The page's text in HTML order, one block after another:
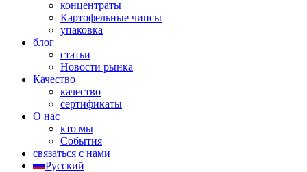
концентраты
Картофельные чипсы
упаковка
блог
статьи
Новости рынка
Качество
качество
сертификаты
О нас
кто мы
События
связаться с нами
Русский